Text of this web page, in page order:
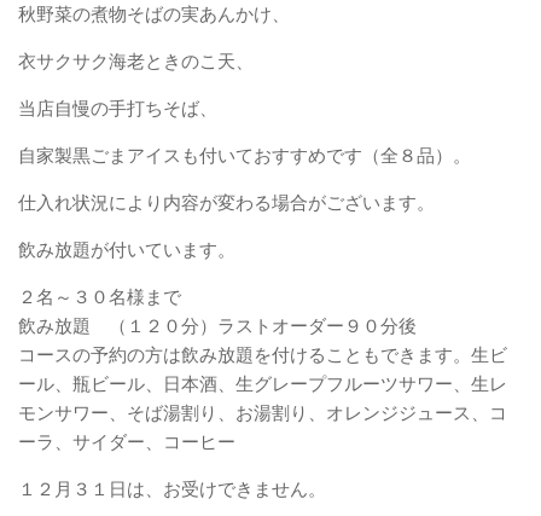
秋野菜の煮物そばの実あんかけ、
衣サクサク海老ときのこ天、
当店自慢の手打ちそば、
自家製黒ごまアイスも付いておすすめです（全８品）。
仕入れ状況により内容が変わる場合がございます。
飲み放題が付いています。
２名～３０名様まで
飲み放題 （１２０分）ラストオーダー９０分後
コースの予約の方は飲み放題を付けることもできます。生ビ
ール、瓶ビール、日本酒、生グレープフルーツサワー、生レ
モンサワー、そば湯割り、お湯割り、オレンジジュース、コ
ーラ、サイダー、コーヒー
１２月３１日は、お受けできません。